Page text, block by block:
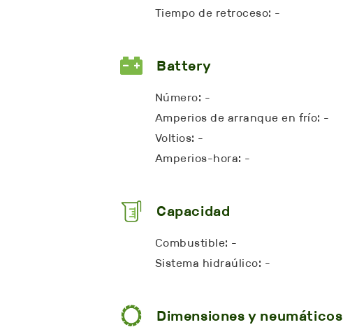
Tiempo de retroceso: -
Battery
Número: -
Amperios de arranque en frío: -
Voltios: -
Amperios-hora: -
Capacidad
Combustible: -
Sistema hidraúlico: -
Dimensiones y neumáticos